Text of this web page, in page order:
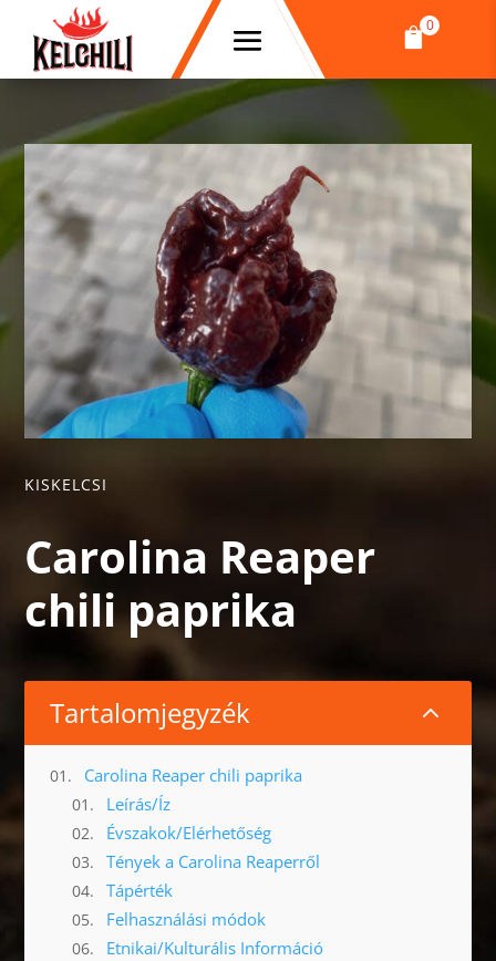
0

KISKELCSI
Carolina Reaper
chili paprika
Tartalomjegyzék 2
Carolina Reaper chili paprika
Leírás/Íz
Évszakok/Elérhetőség
Tények a Carolina Reaperről
Tápérték
Felhasználási módok
Etnikai/Kulturális Információ